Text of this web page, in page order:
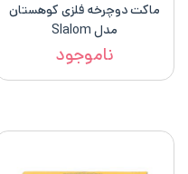
ماکت دوچرخه فلزی کوهستان
مدل Slalom
ناموجود